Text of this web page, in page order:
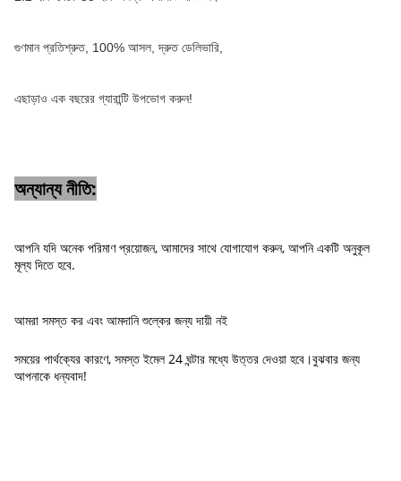
গুণমান প্রতিশ্রুত, 100% আসল, দ্রুত ডেলিভারি,
এছাড়াও এক বছরের গ্যারান্টি উপভোগ করুন!
অন্যান্য নীতি:
আপনি যদি অনেক পরিমাণ প্রয়োজন, আমাদের সাথে যোগাযোগ করুন, আপনি একটি অনুকূল
মূল্য দিতে হবে.
আমরা সমস্ত কর এবং আমদানি শুল্কের জন্য দায়ী নই
সময়ের পার্থক্যের কারণে, সমস্ত ইমেল 24 ঘন্টার মধ্যে উত্তর দেওয়া হবে।বুঝবার জন্য
আপনাকে ধন্যবাদ!